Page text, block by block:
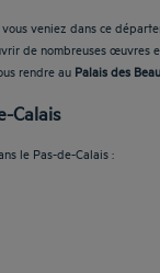
veniez dans ce
de nombreuses œuvres
rendre au Palais des
Calais
le Pas-de-Calais :